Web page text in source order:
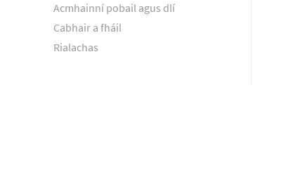
Acmhainní pobail agus dlí
Cabhair a fháil
Rialachas